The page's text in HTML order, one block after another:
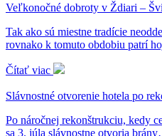
Veľkonočné dobroty v Ždiari –
Tak ako sú miestne tradície
rovnako k tomuto obdobiu patrí
Čítať viac
Slávnostné otvorenie hotela po
Po náročnej rekonštrukciu, kedy
sa 3. júla slávnostne otvoria